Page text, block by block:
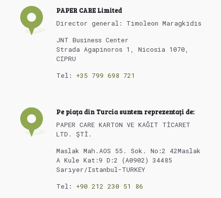
PAPER CARE Limited
Director general: Timoleon Maragkidis
JNT Business Center
Strada Agapinoros 1, Nicosia 1070,
CIPRU
Tel: +35 799 698 721
Pe piața din Turcia suntem reprezentați de:
PAPER CARE KARTON VE KAĞIT TİCARET
LTD. ŞTİ.
Maslak Mah.AOS 55. Sok. No:2 42Maslak
A Kule Kat:9 D:2 (A0902) 34485
Sarıyer/Istanbul-TURKEY
Tel: +90 212 230 51 86